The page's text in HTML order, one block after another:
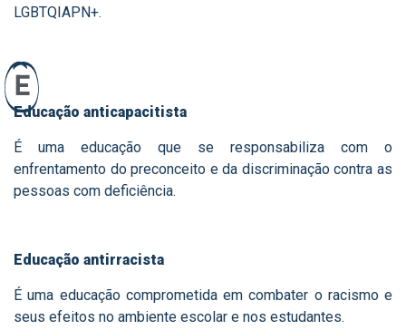
LGBTQIAPN+.
E
Educação anticapacitista
É uma educação que se responsabiliza com o
enfrentamento do preconceito e da discriminação contra as
pessoas com deficiência.
Educação antirracista
É uma educação comprometida em combater o racismo e
seus efeitos no ambiente escolar e nos estudantes.